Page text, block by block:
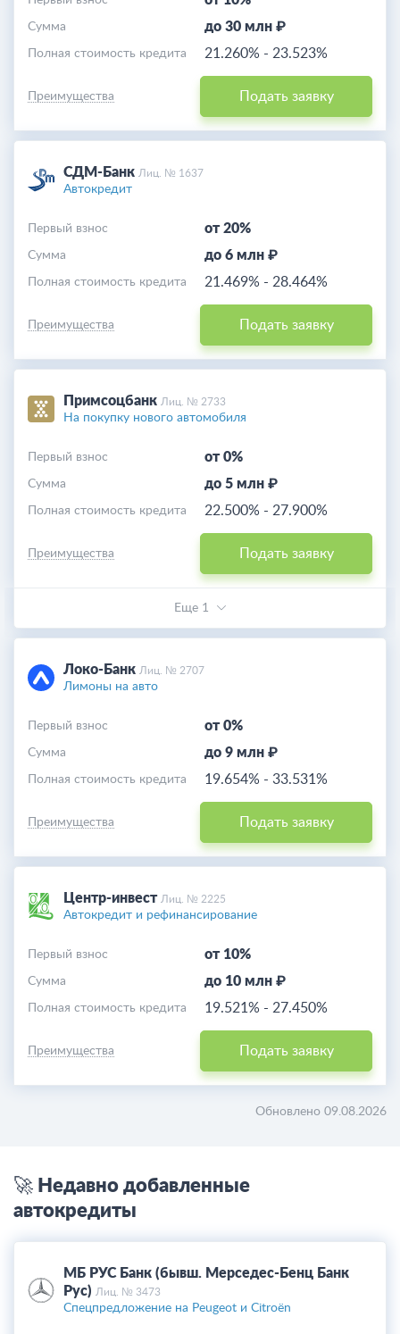
до 30 млн ₽
Cумма
21.260% - 23.523%
Полная стоимость кредита
Подать заявку
Преимущества
СДМ-Банк Лиц. № 1637
Автокредит
от 20%
Первый взнос
до 6 млн ₽
Cумма
21.469% - 28.464%
Полная стоимость кредита
Подать заявку
Преимущества
Примсоцбанк Лиц. № 2733
На покупку нового автомобиля
от 0%
Первый взнос
до 5 млн ₽
Cумма
22.500% - 27.900%
Полная стоимость кредита
Подать заявку
Преимущества
Еще 1
Локо-Банк Лиц. № 2707
Лимоны на авто
от 0%
Первый взнос
до 9 млн ₽
Cумма
19.654% - 33.531%
Полная стоимость кредита
Подать заявку
Преимущества
Центр-инвест Лиц. № 2225
Автокредит и рефинансирование
от 10%
Первый взнос
до 10 млн ₽
Cумма
19.521% - 27.450%
Полная стоимость кредита
Подать заявку
Преимущества
Обновлено 09.08.2026
🚀 Недавно добавленные
автокредиты
МБ РУС Банк (бывш. Мерседес-Бенц Банк
Рус) Лиц. № 3473
Спецпредложение на Peugeot и Citroёn